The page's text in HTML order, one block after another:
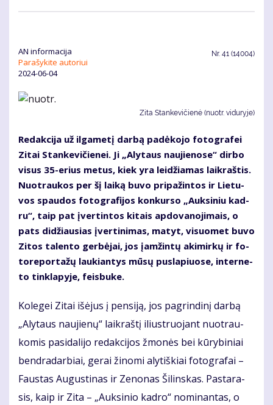
AN informacija
Parašykite autoriui
2024-06-04
Nr. 41 (14004)
Zi­ta Stan­ke­vi­čie­nė (nuotr. viduryje)
Re­dak­ci­ja už il­ga­me­tį dar­bą pa­dė­ko­jo fo­to­gra­fei
Zi­tai Stan­ke­vi­čie­nei. Ji „Aly­taus nau­jie­no­se“ dir­bo
vi­sus 35-erius me­tus, kiek yra lei­džia­mas laik­raš­tis.
Nuo­trau­kos per šį lai­ką bu­vo pri­pa­žin­tos ir Lie­tu­
vos spau­dos fo­to­gra­fi­jos kon­kur­so „Auk­si­niu kad­
ru“, taip pat įver­tin­tos ki­tais ap­do­va­no­ji­mais, o
pats di­džiau­sias įver­ti­ni­mas, ma­tyt, vi­suo­met bu­vo
Zi­tos ta­len­to ger­bė­jai, jos įam­žin­tų aki­mir­kų ir fo­
to­re­por­ta­žų lau­kian­tys mū­sų pus­la­piuo­se, in­ter­ne­
to tin­kla­py­je, feis­bu­ke.
Ko­le­gei Zi­tai iš­ėjus į pen­si­ją, jos pa­grin­di­nį dar­bą
„Aly­taus nau­jie­nų“ laik­raš­tį iliust­ruo­jant nuo­trau­
ko­mis pa­si­da­li­jo re­dak­ci­jos žmo­nės bei kū­ry­bi­niai
ben­dra­dar­biai, ge­rai ži­no­mi aly­tiš­kiai fo­to­gra­fai –
Faus­tas Au­gus­ti­nas ir Ze­no­nas Ši­lins­kas. Pas­ta­ra­
sis, kaip ir Zi­ta – „Auk­si­nio kad­ro“ no­mi­nan­tas, o